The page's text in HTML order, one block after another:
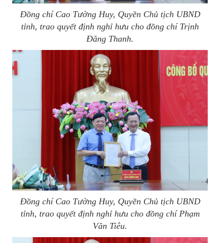
Đồng chí Cao Tường Huy, Quyền Chủ tịch UBND
tỉnh, trao quyết định nghỉ hưu cho đồng chí Trịnh
Đăng Thanh.
Đồng chí Cao Tường Huy, Quyền Chủ tịch UBND
tỉnh, trao quyết định nghỉ hưu cho đồng chí Phạm
Văn Tiêu.